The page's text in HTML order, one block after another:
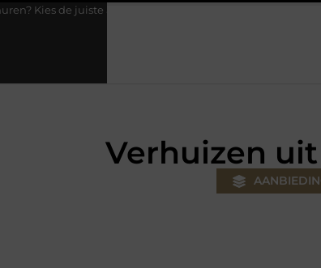
aanhanger voor jouw klus
Verhuizen